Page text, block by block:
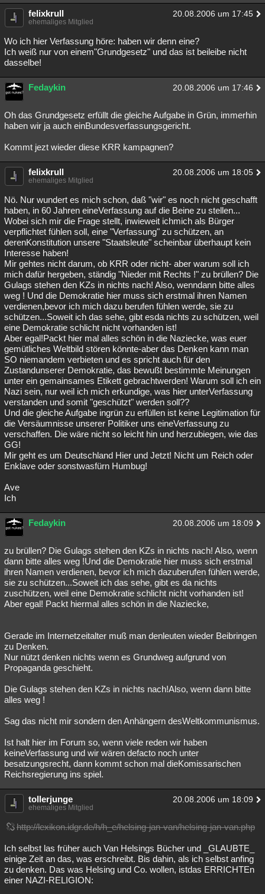
felixkrull 20.08.2006 um 17:45
ehemaliges Mitglied
Wo ich hier Verfassung höre: haben wir denn eine?
Ich weiß nur von einem"Grundgesetz" und das ist beileibe nicht
dasselbe!
Fedaykin 20.08.2006 um 17:46
Oh das Grundgesetz erfüllt die gleiche Aufgabe in Grün, immerhin
haben wir ja auch einBundesverfassungsgericht.
Kommt jezt wieder diese KRR kampagnen?
felixkrull 20.08.2006 um 18:05
ehemaliges Mitglied
Nö. Nur wundert es mich schon, daß "wir" es noch nicht geschafft
haben, in 60 Jahren eineVerfassung auf die Beine zu stellen...
Wobei sich mir die Frage stellt, inwieweit ichmich als Bürger
verpflichtet fühlen soll, eine "Verfassung" zu schützen, an
derenKonstitution unsere "Staatsleute" scheinbar überhaupt kein
Interesse haben!
Mir gehtes nicht darum, ob KRR oder nicht- aber warum soll ich
mich dafür hergeben, ständig "Nieder mit Rechts !" zu brüllen? Die
Gulags stehen den KZs in nichts nach! Also, wenndann bitte alles
weg ! Und die Demokratie hier muss sich erstmal ihren Namen
verdienen,bevor ich mich dazu berufen fühlen werde, sie zu
schützen...Soweit ich das sehe, gibt esda nichts zu schützen, weil
eine Demokratie schlicht nicht vorhanden ist!
Aber egal!Packt hier mal alles schön in die Naziecke, was euer
gemütliches Weltbild stören könnte-aber das Denken kann man
SO niemandem verbieten und es spricht auch für den
Zustandunserer Demokratie, das bewußt bestimmte Meinungen
unter ein gemainsames Etikett gebrachtwerden! Warum soll ich ein
Nazi sein, nur weil ich mich erkundige, was hier unterVerfassung
verstanden und somit "geschützt" werden soll??
Und die gleiche Aufgabe ingrün zu erfüllen ist keine Legitimation für
die Versäumnisse unserer Politiker uns eineVerfassung zu
verschaffen. Die wäre nicht so leicht hin und herzubiegen, wie das
GG!
Mir geht es um Deutschland Hier und Jetzt! Nicht um Reich oder
Enklave oder sonstwasfürn Humbug!
Ave
Ich
Fedaykin 20.08.2006 um 18:09
zu brüllen? Die Gulags stehen den KZs in nichts nach! Also, wenn
dann bitte alles weg !Und die Demokratie hier muss sich erstmal
ihren Namen verdienen, bevor ich mich dazuberufen fühlen werde,
sie zu schützen...Soweit ich das sehe, gibt es da nichts
zuschützen, weil eine Demokratie schlicht nicht vorhanden ist!
Aber egal! Packt hiermal alles schön in die Naziecke,
Gerade im Internetzeitalter muß man denleuten wieder Beibringen
zu Denken.
Nur nützt denken nichts wenn es Grundweg aufgrund von
Propaganda geschieht.
Die Gulags stehen den KZs in nichts nach!Also, wenn dann bitte
alles weg !
Sag das nicht mir sondern den Anhängern desWeltkommunismus.
Ist halt hier im Forum so, wenn viele reden wir haben
keineVerfassung und wir wären defacto noch unter
besatzungsrecht, dann kommt schon mal dieKomissarischen
Reichsregierung ins spiel.
tollerjunge 20.08.2006 um 18:09
ehemaliges Mitglied
http://lexikon.idgr.de/h/h_e/helsing-jan-van/helsing-jan-van.php
Ich selbst las früher auch Van Helsings Bücher und _GLAUBTE_
einige Zeit an das, was erschreibt. Bis dahin, als ich selbst anfing
zu denken. Das was Helsing und Co. wollen, istdas ERRICHTEn
einer NAZI-RELIGION: